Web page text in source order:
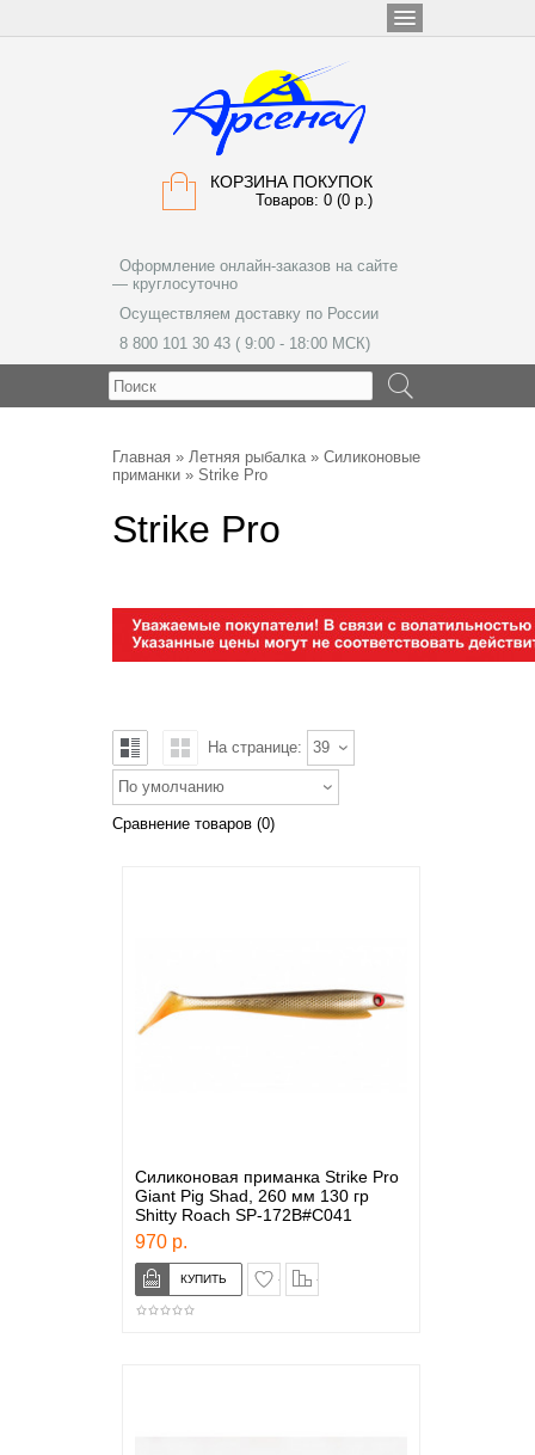
КОРЗИНА ПОКУПОК
Товаров: 0 (0 р.)
Оформление онлайн-заказов на сайте
— круглосуточно
Осуществляем доставку по России
8 800 101 30 43 ( 9:00 - 18:00 МСК)
Главная » Летняя рыбалка» Силиконовые
приманки » Strike Pro
Strike Pro
На странице: 39
По умолчанию
Сравнение товаров (0)
Силиконовая приманка Strike Pro
Giant Pig Shad, 260 мм 130 гр
Shitty Roach SP-172B#C041
970 р.
в закладки